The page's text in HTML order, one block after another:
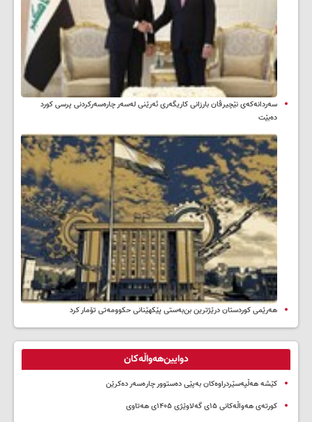
سه‌ردانه‌کەی نێچیرڤان بارزانی كاریگه‌ری ئه‌رێنی له‌سه‌ر چاره‌سه‌ركردنی پرسی كورد
ده‌بێت
هەرێمی کوردستان درێژترین بن‌بەستی پێکهێنانی حکوومەتی تۆمار کرد
دوایین‌هەواڵەکان
کێشە هەڵپەسێردراوەکان بەپێی دەستوور چارەسەر دەکرێن
کورتەی هەواڵەکانی ۱۵ی گەلاوێژی ۱۴۰۵ی هەتاوی